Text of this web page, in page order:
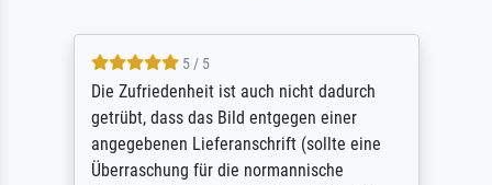
5 / 5
Die Zufriedenheit ist auch nicht dadurch
getrübt, dass das Bild entgegen einer
angegebenen Lieferanschrift (sollte eine
Überraschung für die normannische